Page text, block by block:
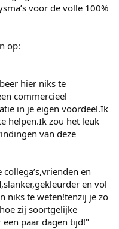
voor de volle 100%
op:
hier niks te
commercieel
in je eigen voordeel.Ik
helpen.Ik zou het leuk
van deze
en
en vol
niks te weten!tenzij je zo
zij soortgelijke
paar dagen tijd!"